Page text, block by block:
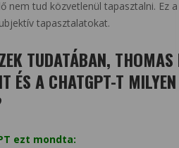
nem tud közvetlenül tapasztalni. Ez
tapasztalatokat.
TUDATÁBAN,
ÉS A CHATGPT-T
ezt mondta: